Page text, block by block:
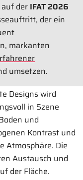
auf der IFAT 2026
der ein
markanten
umsetzen.
Designs wird
in Szene
und
Kontrast und
Atmosphäre. Die
Austausch und
der Fläche.